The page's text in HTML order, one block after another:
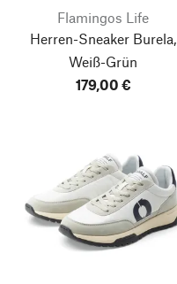
Flamingos Life
Herren-Sneaker Burela,
Weiß-Grün
179,00 €